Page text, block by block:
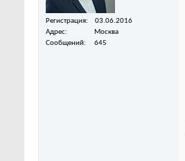
Регистрация
03.06.2016
Адрес
Москва
Сообщений
645